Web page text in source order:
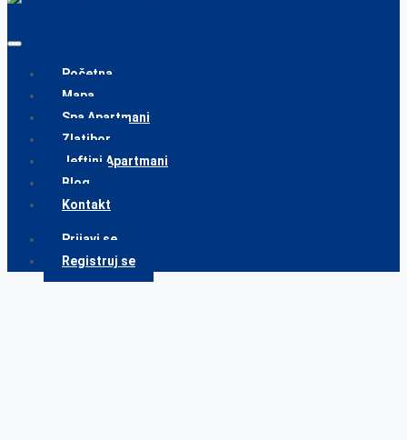
Početna
Mapa
Spa Apartmani
Zlatibor
Jeftini Apartmani
Blog
Kontakt
Prijavi se
Registruj se